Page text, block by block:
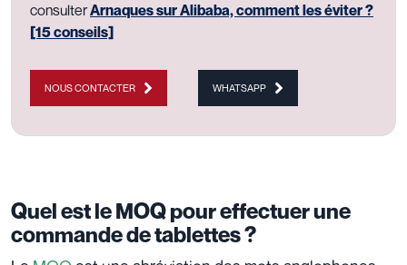
consulterArnaques sur Alibaba, comment les éviter ?
[15 conseils]
NOUS CONTACTER WHATSAPP
Quel est le MOQ pour effectuer une
commande de tablettes ?